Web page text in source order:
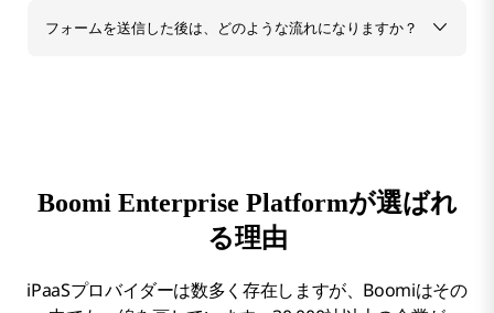
フォームを送信した後は、どのような流れになりますか？
Boomi Enterprise Platformが選ばれ
る理由
iPaaSプロバイダーは数多く存在しますが、Boomiはその